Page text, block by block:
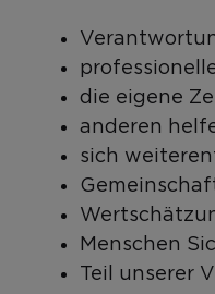
die eigene
anderen
sich
Menschen
Teil unserer